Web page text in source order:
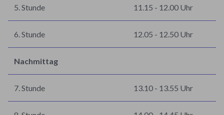
5. Stunde 11.15 - 12.00 Uhr
6. Stunde 12.05 - 12.50 Uhr
Nachmittag
7. Stunde 13.10 - 13.55 Uhr